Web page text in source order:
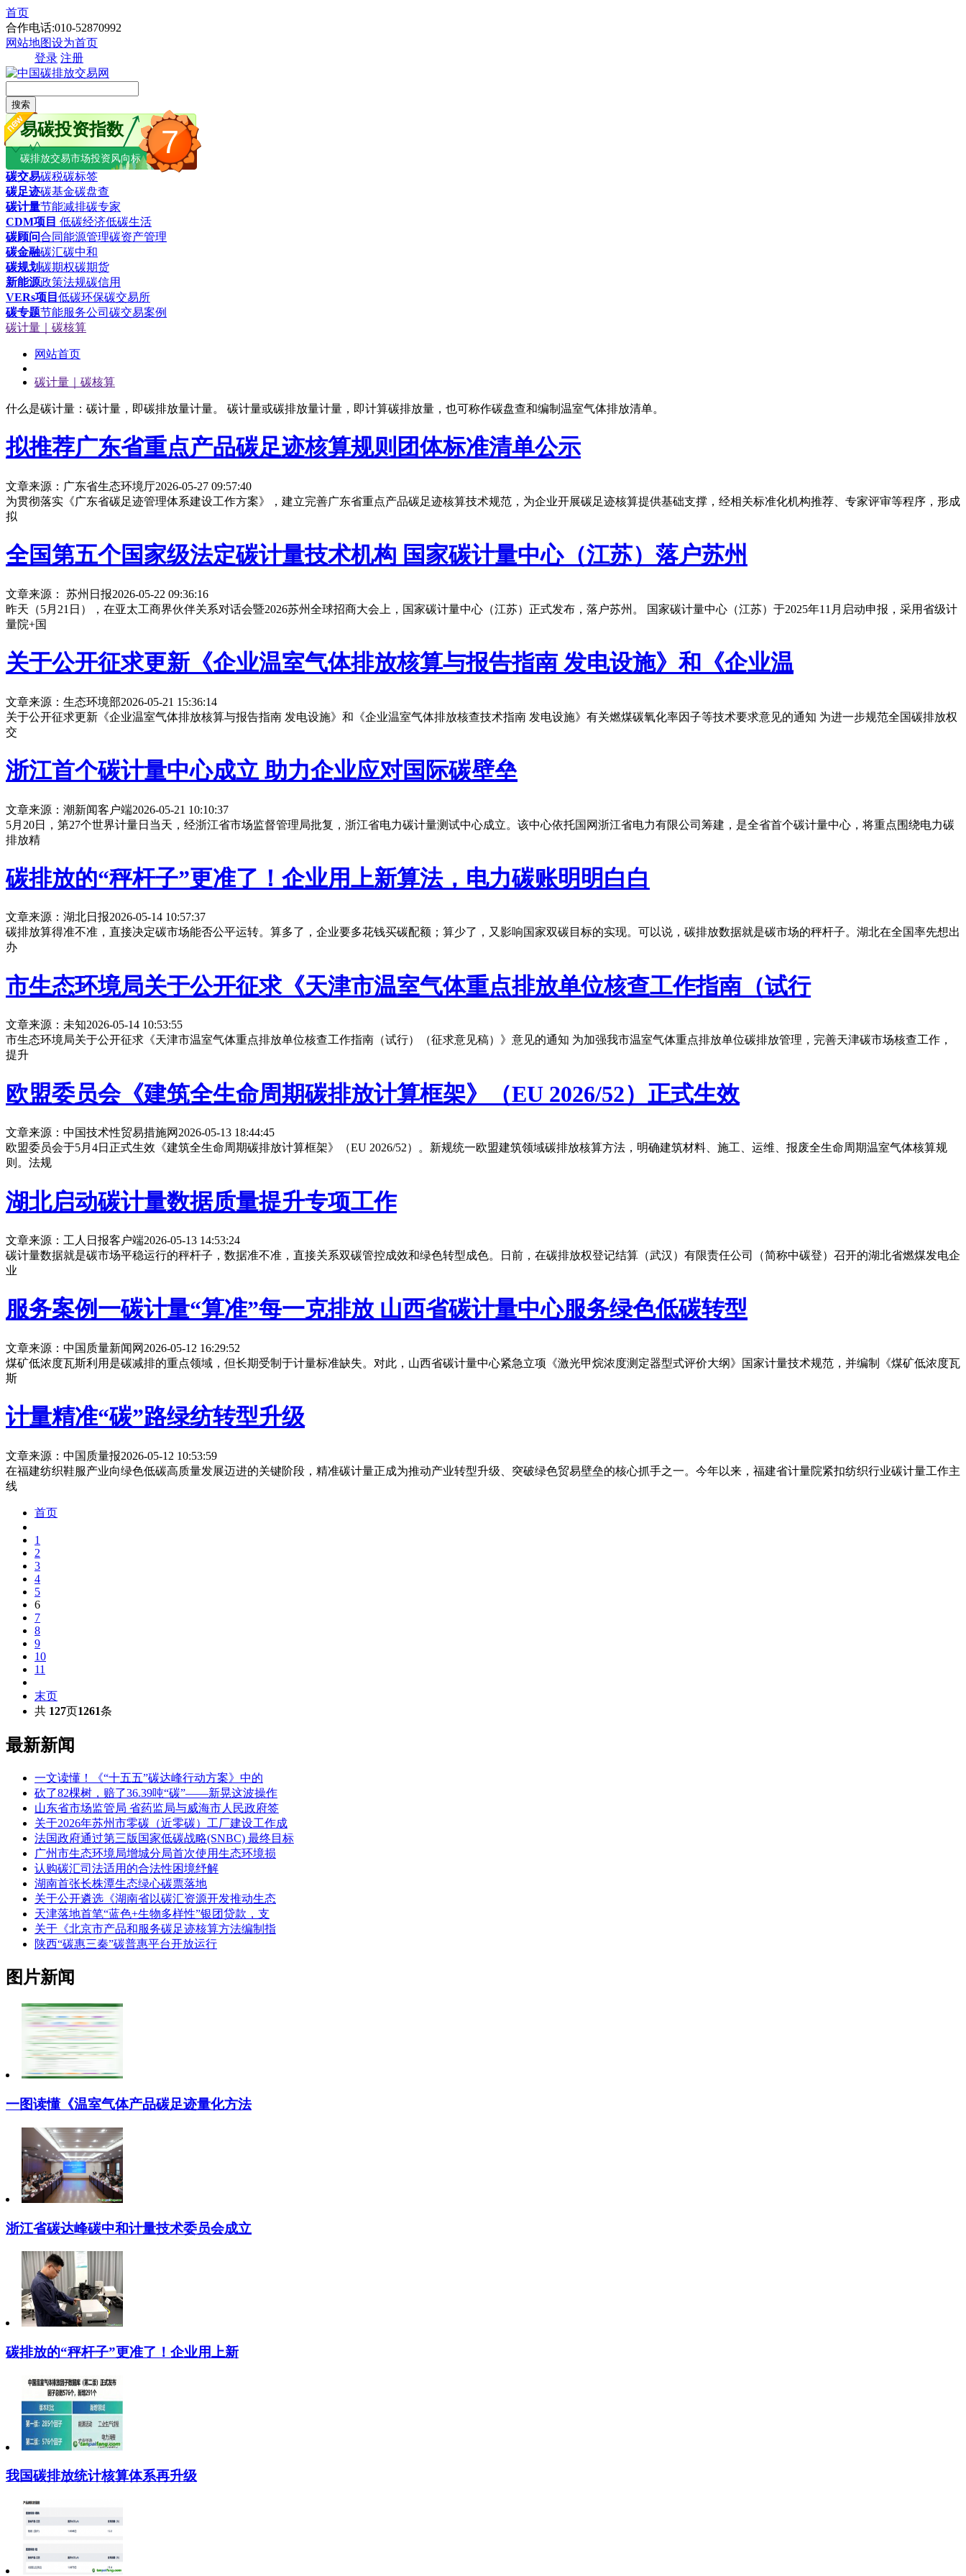
首页
合作电话:010-52870992
网站地图设为首页
登录 注册
搜索
7
易碳投资指数
碳排放交易市场投资风向标
碳交易碳税碳标签
碳足迹碳基金碳盘查
碳计量节能减排碳专家
CDM项目 低碳经济低碳生活
碳顾问合同能源管理碳资产管理
碳金融碳汇碳中和
碳规划碳期权碳期货
新能源政策法规碳信用
VERs项目 低碳环保碳交易所
碳专题节能服务公司 碳交易案例
碳计量｜碳核算
网站首页
碳计量｜碳核算
什么是碳计量：碳计量，即碳排放量计量。 碳计量或碳排放量计量，即计算碳排放量，也可称作碳盘查和编制温室气体排放清单。
拟推荐广东省重点产品碳足迹核算规则团体标准清单公示
文章来源：广东省生态环境厅2026-05-27 09:57:40
为贯彻落实《广东省碳足迹管理体系建设工作方案》，建立完善广东省重点产品碳足迹核算技术规范，为企业开展碳足迹核算提供基础支撑，经相关标准化机构推荐、专家评审等程序，形成
拟
全国第五个国家级法定碳计量技术机构 国家碳计量中心（江苏）落户苏州
文章来源： 苏州日报2026-05-22 09:36:16
昨天（5月21日），在亚太工商界伙伴关系对话会暨2026苏州全球招商大会上，国家碳计量中心（江苏）正式发布，落户苏州。 国家碳计量中心（江苏）于2025年11月启动申报，采用省级计
量院+国
关于公开征求更新《企业温室气体排放核算与报告指南 发电设施》和《企业温
文章来源：生态环境部2026-05-21 15:36:14
关于公开征求更新《企业温室气体排放核算与报告指南 发电设施》和《企业温室气体排放核查技术指南 发电设施》有关燃煤碳氧化率因子等技术要求意见的通知 为进一步规范全国碳排放权
交
浙江首个碳计量中心成立 助力企业应对国际碳壁垒
文章来源：潮新闻客户端2026-05-21 10:10:37
5月20日，第27个世界计量日当天，经浙江省市场监督管理局批复，浙江省电力碳计量测试中心成立。该中心依托国网浙江省电力有限公司筹建，是全省首个碳计量中心，将重点围绕电力碳
排放精
碳排放的“秤杆子”更准了！企业用上新算法，电力碳账明明白白
文章来源：湖北日报2026-05-14 10:57:37
碳排放算得准不准，直接决定碳市场能否公平运转。算多了，企业要多花钱买碳配额；算少了，又影响国家双碳目标的实现。可以说，碳排放数据就是碳市场的秤杆子。湖北在全国率先想出
办
市生态环境局关于公开征求《天津市温室气体重点排放单位核查工作指南（试行
文章来源：未知2026-05-14 10:53:55
市生态环境局关于公开征求《天津市温室气体重点排放单位核查工作指南（试行）（征求意见稿）》意见的通知 为加强我市温室气体重点排放单位碳排放管理，完善天津碳市场核查工作，
提升
欧盟委员会《建筑全生命周期碳排放计算框架》（EU 2026/52）正式生效
文章来源：中国技术性贸易措施网 2026-05-13 18:44:45
欧盟委员会于5月4日正式生效《建筑全生命周期碳排放计算框架》（EU 2026/52）。新规统一欧盟建筑领域碳排放核算方法，明确建筑材料、施工、运维、报废全生命周期温室气体核算规
则。法规
湖北启动碳计量数据质量提升专项工作
文章来源：工人日报客户端2026-05-13 14:53:24
碳计量数据就是碳市场平稳运行的秤杆子，数据准不准，直接关系双碳管控成效和绿色转型成色。日前，在碳排放权登记结算（武汉）有限责任公司（简称中碳登）召开的湖北省燃煤发电企
业
服务案例一碳计量“算准”每一克排放 山西省碳计量中心服务绿色低碳转型
文章来源：中国质量新闻网 2026-05-12 16:29:52
煤矿低浓度瓦斯利用是碳减排的重点领域，但长期受制于计量标准缺失。对此，山西省碳计量中心紧急立项《激光甲烷浓度测定器型式评价大纲》国家计量技术规范，并编制《煤矿低浓度瓦
斯
计量精准“碳”路绿纺转型升级
文章来源：中国质量报2026-05-12 10:53:59
在福建纺织鞋服产业向绿色低碳高质量发展迈进的关键阶段，精准碳计量正成为推动产业转型升级、突破绿色贸易壁垒的核心抓手之一。今年以来，福建省计量院紧扣纺织行业碳计量工作主
线
首页
1
2
3
4
5
6
7
8
9
10
11
末页
共 127页1261条
最新新闻
一文读懂！《“十五五”碳达峰行动方案》中的
砍了82棵树，赔了36.39吨“碳”——新晃这波操作
山东省市场监管局 省药监局与威海市人民政府签
关于2026年苏州市零碳（近零碳）工厂建设工作成
法国政府通过第三版国家低碳战略(SNBC) 最终目标
广州市生态环境局增城分局首次使用生态环境损
认购碳汇司法适用的合法性困境纾解
湖南首张长株潭生态绿心碳票落地
关于公开遴选《湖南省以碳汇资源开发推动生态
天津落地首笔“蓝色+生物多样性”银团贷款，支
关于《北京市产品和服务碳足迹核算方法编制指
陕西“碳惠三秦”碳普惠平台开放运行
图片新闻
一图读懂《温室气体产品碳足迹量化方法
浙江省碳达峰碳中和计量技术委员会成立
碳排放的“秤杆子”更准了！企业用上新
我国碳排放统计核算体系再升级